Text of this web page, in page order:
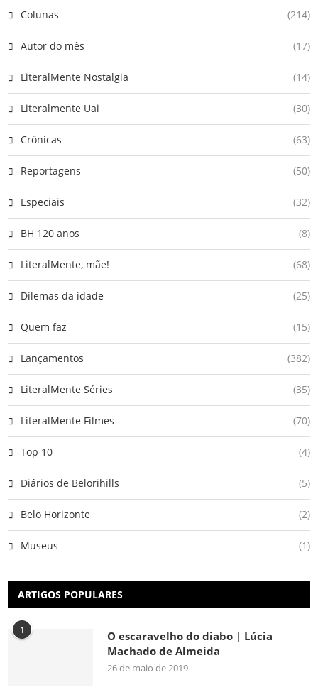
Colunas (214)
Autor do mês (17)
LiteralMente Nostalgia (14)
Literalmente Uai (30)
Crônicas (63)
Reportagens (50)
Especiais (32)
BH 120 anos (8)
LiteralMente, mãe! (68)
Dilemas da idade (25)
Quem faz (15)
Lançamentos (382)
LiteralMente Séries (35)
LiteralMente Filmes (70)
Top 10 (4)
Diários de Belorihills (5)
Belo Horizonte (2)
Museus (1)
ARTIGOS POPULARES
1
O escaravelho do diabo | Lúcia
Machado de Almeida
26 de maio de 2019